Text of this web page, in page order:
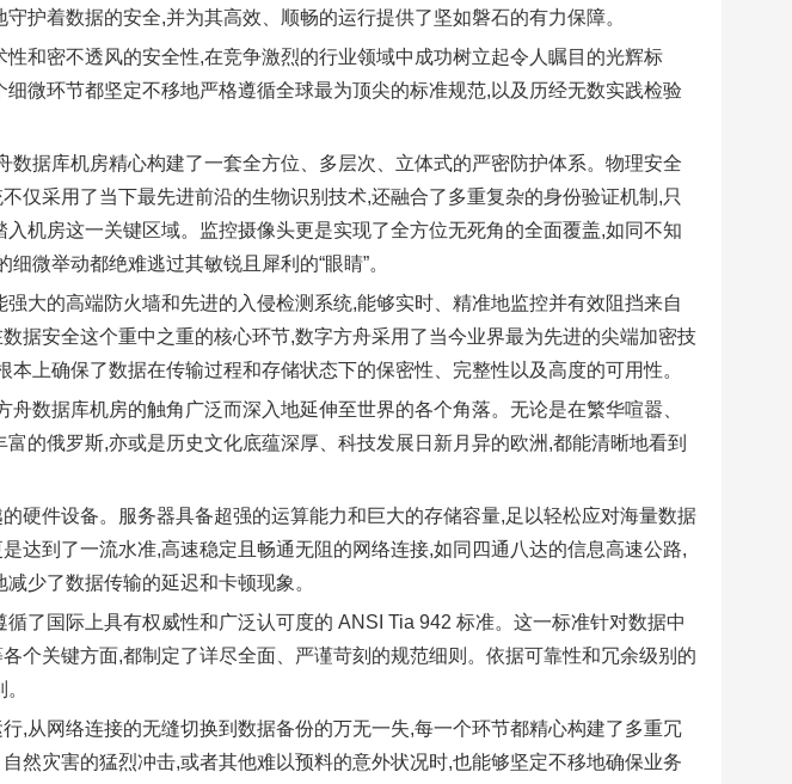
护着数据的安全,并为其高效、顺畅的运行提供了坚如磐石的有力保障。
和密不透风的安全性,在竞争激烈的行业领域中成功树立起令人瞩目的光辉标
微环节都坚定不移地严格遵循全球最为顶尖的标准规范,以及历经无数实践检验
数据库机房精心构建了一套全方位、多层次、立体式的严密防护体系。物理安全
仅采用了当下最先进前沿的生物识别技术,还融合了多重复杂的身份验证机制,只
机房这一关键区域。监控摄像头更是实现了全方位无死角的全面覆盖,如同不知
微举动都绝难逃过其敏锐且犀利的“眼睛”。
大的高端防火墙和先进的入侵检测系统,能够实时、精准地监控并有效阻挡来自
据安全这个重中之重的核心环节,数字方舟采用了当今业界最为先进的尖端加密技
上确保了数据在传输过程和存储状态下的保密性、完整性以及高度的可用性。
数据库机房的触角广泛而深入地延伸至世界的各个角落。无论是在繁华喧嚣、
的俄罗斯,亦或是历史文化底蕴深厚、科技发展日新月异的欧洲,都能清晰地看到
硬件设备。服务器具备超强的运算能力和巨大的存储容量,足以轻松应对海量数据
达到了一流水准,高速稳定且畅通无阻的网络连接,如同四通八达的信息高速公路,
少了数据传输的延迟和卡顿现象。
了国际上具有权威性和广泛认可度的 ANSI Tia 942 标准。这一标准针对数据中
个关键方面,都制定了详尽全面、严谨苛刻的规范细则。依据可靠性和冗余级别的
,从网络连接的无缝切换到数据备份的万无一失,每一个环节都精心构建了多重冗
然灾害的猛烈冲击,或者其他难以预料的意外状况时,也能够坚定不移地确保业务